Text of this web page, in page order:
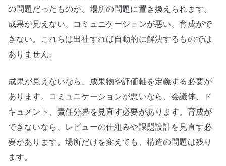
の問題だったものが、場所の問題に置き換えられます。
成果が見えない、コミュニケーションが悪い、育成がで
きない。これらは出社すれば自動的に解決するものでは
ありません。
成果が見えないなら、成果物や評価軸を定義する必要が
あります。コミュニケーションが悪いなら、会議体、ド
キュメント、責任分界を見直す必要があります。育成が
できないなら、レビューの仕組みや課題設計を見直す必
要があります。場所だけを変えても、構造の問題は残り
ます。